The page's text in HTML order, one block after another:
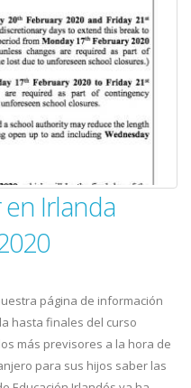
Irlanda
página de información
hasta finales del curso
más previsores a la hora de
para sus hijos saber las